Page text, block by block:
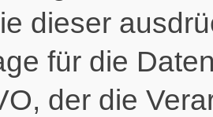
dieser
für die
der die